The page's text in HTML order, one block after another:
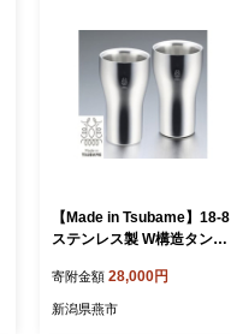
【Made in Tsubame】18-8
ステンレス製 W構造タンブ
028001
寄附金額 28,000円
新潟県燕市